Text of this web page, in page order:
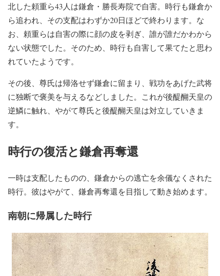
北した頼重ら43人は鎌倉・勝長寿院で自害。時行も鎌倉か
ら追われ、その支配はわずか20日ほどで終わります。な
お、頼重らは自害の際に顔の皮を剥ぎ、誰が誰だかわから
ない状態でした。そのため、時行も自害して果てたと思わ
れていたようです。
その後、尊氏は帰洛せず鎌倉に留まり、戦功をあげた武将
に独断で褒美を与えるなどしました。これが後醍醐天皇の
逆鱗に触れ、やがて尊氏と後醍醐天皇は対立していきま
す。
時行の復活と鎌倉再奪還
一時は支配したものの、鎌倉からの逃亡を余儀なくされた
時行。彼はやがて、鎌倉再奪還を目指して動き始めます。
南朝に帰属した時行